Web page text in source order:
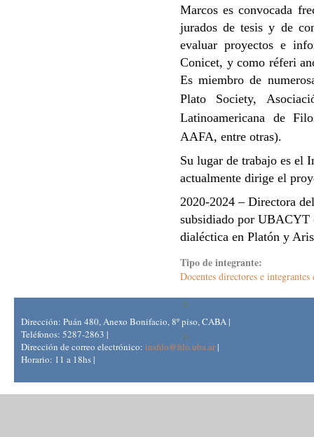
Marcos es convocada
jurados de tesis y de
evaluar proyectos e
Conicet, y como réferi
Es miembro de
Plato Society,
Latinoamericana de
AAFA, entre otras).
Su lugar de trabajo es el
actualmente dirige el
2020-2024 – Directora
subsidiado por UBACYT
dialéctica en Platón y
Tipo de integrante:
Docentes directores e
Dirección: Puán 480, Anexo Bonifacio, 8º piso, CABA |
Teléfonos: 5287-2863 |
Dirección de correo electrónico: insfilo@filo.uba.ar|
Horario: 11 a 18hs |